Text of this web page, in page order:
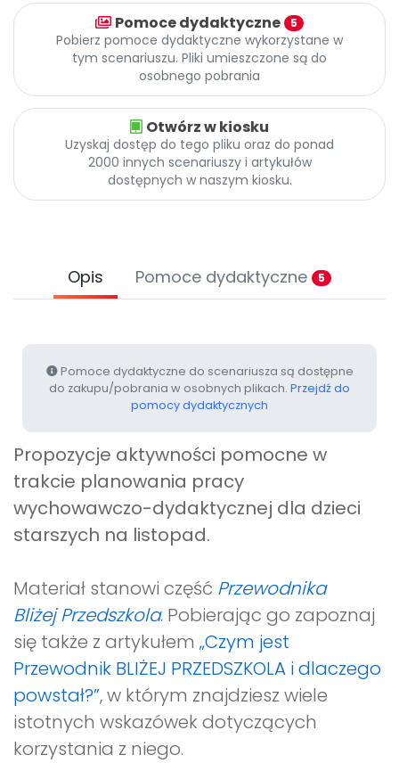
Archiwalne numery
Pomoc
PromocjePomoce dydaktyczne 5
Pobierz pomoce dydaktyczne wykorzystane w
tym scenariuszu. Pliki umieszczone są do
osobnego pobrania
Otwórz w kiosku
Uzyskaj dostęp do tego pliku oraz do ponad
2000 innych scenariuszy i artykułów
dostępnych w naszym kiosku.
Opis Pomoce dydaktyczne 5
Pomoce dydaktyczne do scenariusza są dostępne
do zakupu/pobrania w osobnych plikach. Przejdź do
pomocy dydaktycznych
Propozycje aktywności pomocne w
trakcie planowania pracy
wychowawczo-dydaktycznej dla dzieci
starszych na listopad.
Materiał stanowi część Przewodnika
Bliżej Przedszkola. Pobierając go zapoznaj
się także z artykułem „Czym jest
Przewodnik BLIŻEJ PRZEDSZKOLA i dlaczego
powstał?”, w którym znajdziesz wiele
istotnych wskazówek dotyczących
korzystania z niego.